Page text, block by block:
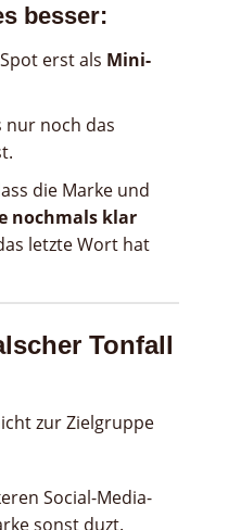
besser:
erst als Mini-
nur noch das
die Marke und
nochmals klar
letzte Wort hat
Tonfall
zur Zielgruppe
Social-Media-
sonst duzt.